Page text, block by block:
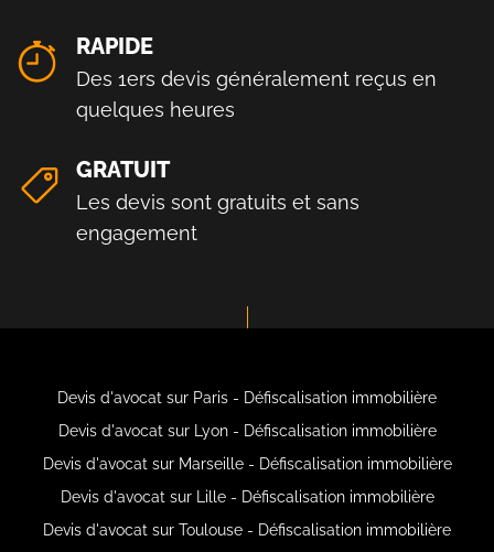
RAPIDE
Des 1ers devis généralement reçus en
quelques heures
GRATUIT
Les devis sont gratuits et sans
engagement
Devis d'avocat sur Paris - Défiscalisation immobilière
Devis d'avocat sur Lyon - Défiscalisation immobilière
Devis d'avocat sur Marseille - Défiscalisation immobilière
Devis d'avocat sur Lille - Défiscalisation immobilière
Devis d'avocat sur Toulouse - Défiscalisation immobilière